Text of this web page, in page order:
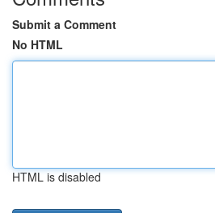
Submit a Comment
No HTML
HTML is disabled